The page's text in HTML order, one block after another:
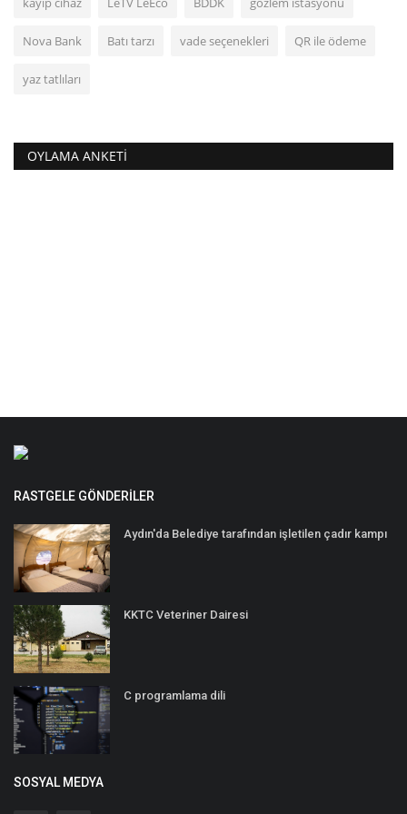
Nova Bank Batı tarzı vade seçenekleri QR ile ödeme
yaz tatlıları
OYLAMA ANKETI
RASTGELE GÖNDERILER
Aydın'da Belediye tarafından işletilen çadır kampı
KKTC Veteriner Dairesi
C programlama dili
SOSYAL MEDYA